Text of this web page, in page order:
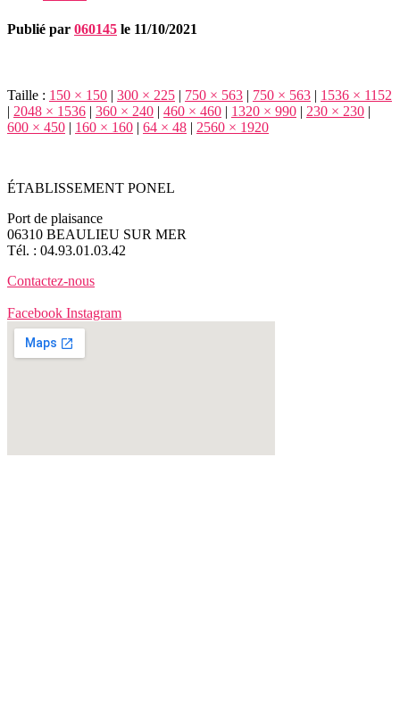
Publié par 060145 le 11/10/2021
Taille : 150 × 150 | 300 × 225 | 750 × 563 | 750 × 563 | 1536 × 1152
| 2048 × 1536 | 360 × 240 | 460 × 460 | 1320 × 990 | 230 × 230 |
600 × 450 | 160 × 160 | 64 × 48 | 2560 × 1920
ÉTABLISSEMENT PONEL
Port de plaisance
06310 BEAULIEU SUR MER
Tél. : 04.93.01.03.42
Contactez-nous
Facebook Instagram